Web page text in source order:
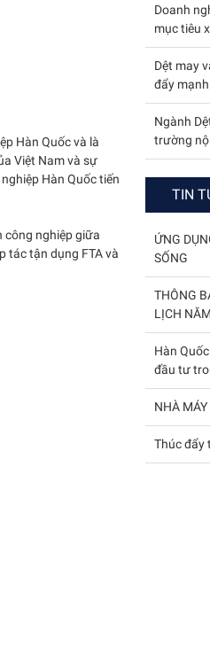
Hàn Quốc và là
Việt Nam và sự
Hàn Quốc tiến
công nghiệp giữa
tác tận dụng FTA và
Doanh
mục tiêu
Dệt may
đẩy
Ngành
trường
TIN
ỨNG
SỐNG
THÔNG
LỊCH
Hàn
đầu tư
NHÀ
Thúc đẩy